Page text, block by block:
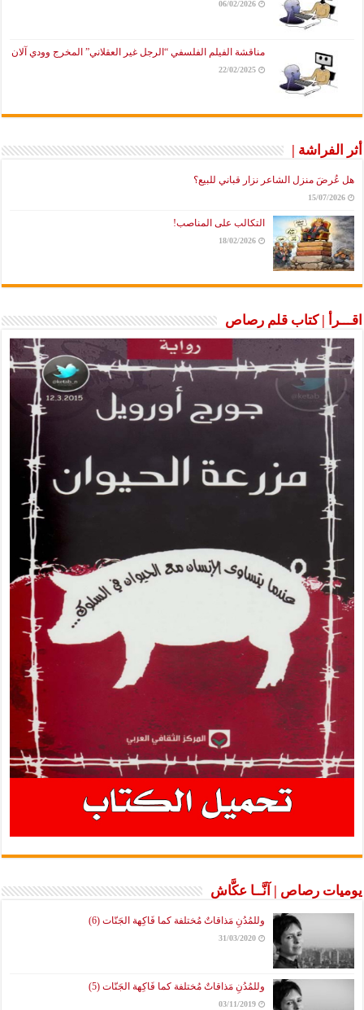
06/02/2026
مناقشة الفيلم الفلسفي “الرجل غير العقلاني” المخرج وودي آلان
22/02/2025
أثر الفراشة |
هل عُرضَ منزل الشاعر نزار قباني للبيع؟
15/07/2026
التكالب على المناصب!
18/02/2026
اقـــرأ | كتاب قلم رصاص
يوميات رصاص | آنَّــا عكَّاش
وللمُدُنِ مَذاقاتٌ مُختلفة كما فَاكِهة الجَنّات (6)
31/03/2020
وللمُدُنِ مَذاقاتٌ مُختلفة كما فَاكِهة الجَنّات (5)
03/11/2019